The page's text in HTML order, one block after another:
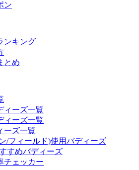
ン
ンキング
とめ
ィーズ一覧
ィーズ一覧
ーズ一覧
/フィールド)使用バディーズ
すめバディーズ
チェッカー